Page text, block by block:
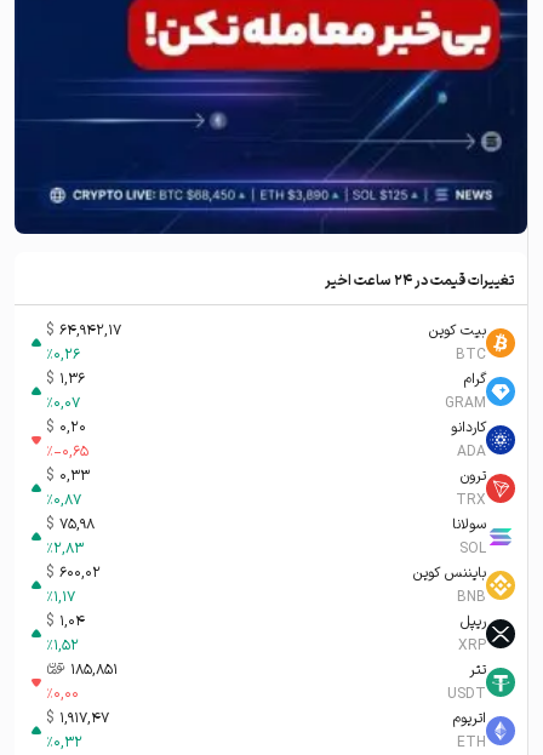
تغییرات قیمت در ۲۴ ساعت اخیر
بیت کوین
BTC
64,942,17
$
%0,26
گرام
GRAM
1,36
$
%0,07
کاردانو
ADA
0,20
$
%-0,65
ترون
TRX
0,33
$
%0,87
سولانا
SOL
75,98
$
%2,83
بایننس کوین
BNB
600,02
$
%1,17
ریپل
XRP
1,04
$
%1,52
تتر
USDT
185,851 تومان-ء
%0,00
اتریوم
ETH
1,917,47
$
%0,32